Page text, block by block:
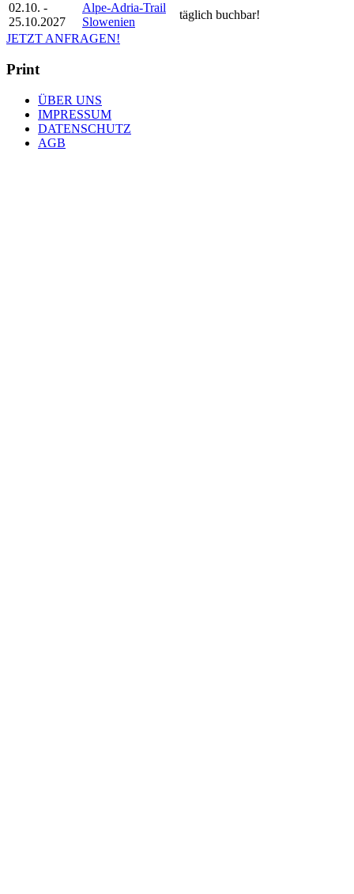
02.10. -
25.10.2027
Alpe-Adria-Trail
Slowenien
täglich buchbar!
JETZT ANFRAGEN!
Print
ÜBER UNS
IMPRESSUM
DATENSCHUTZ
AGB